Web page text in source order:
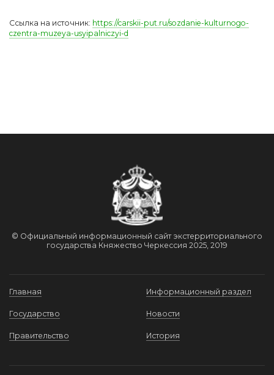
Ссылка на источник: https://carskii-put.ru/sozdanie-kulturnogo-
czentra-muzeya-usyipalniczyi-d
© Официальный информационный сайт экстерриториального
государства Княжество Черкессия 2025, 2019
Главная
Государство
Правительство
Информационный раздел
Новости
История